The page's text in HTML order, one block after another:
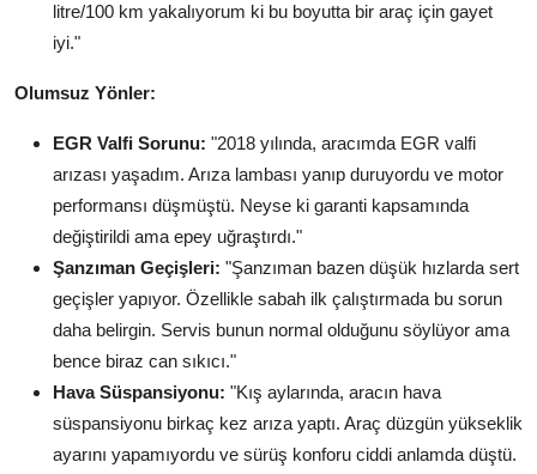
litre/100 km yakalıyorum ki bu boyutta bir araç için gayet
iyi."
Olumsuz Yönler:
EGR Valfi Sorunu: "2018 yılında, aracımda EGR valfi
arızası yaşadım. Arıza lambası yanıp duruyordu ve motor
performansı düşmüştü. Neyse ki garanti kapsamında
değiştirildi ama epey uğraştırdı."
Şanzıman Geçişleri: "Şanzıman bazen düşük hızlarda sert
geçişler yapıyor. Özellikle sabah ilk çalıştırmada bu sorun
daha belirgin. Servis bunun normal olduğunu söylüyor ama
bence biraz can sıkıcı."
Hava Süspansiyonu: "Kış aylarında, aracın hava
süspansiyonu birkaç kez arıza yaptı. Araç düzgün yükseklik
ayarını yapamıyordu ve sürüş konforu ciddi anlamda düştü.